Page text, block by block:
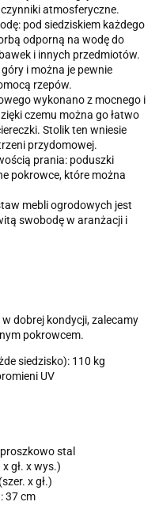
atmosferyczne.
pod siedziskiem każdego
odporną na wodę do
i innych przedmiotów.
i można je pewnie
rzepów.
wykonano z mocnego i
czemu można go łatwo
Stolik ten wniesie
przydomowej.
prania: poduszki
pokrowce, które można
mebli ogrodowych jest
swobodę w aranżacji i
dobrej kondycji, zalecamy
pokrowcem.
siedzisko): 110 kg
UV
stal
gł. x wys.)
x gł.)
37 cm